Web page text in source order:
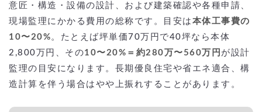
意匠・構造・設備の設計、および建築確認や各種申請、
現場監理にかかる費用の総称です。目安は 本体工事費の
10〜20% 。たとえば坪単価70万円で40坪なら本体
2,800万円、その10〜20%＝約280万〜560万円 が設計
監理の目安になります。長期優良住宅や省エネ適合、構
造計算を伴う場合はやや上振れすることがあります。